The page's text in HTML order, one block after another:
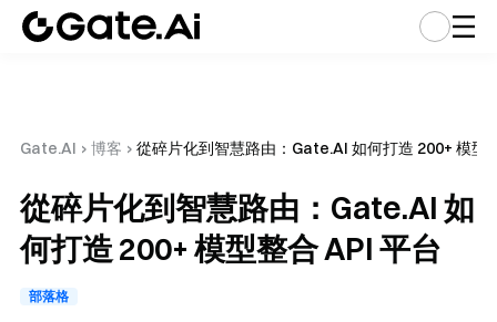
Gate.AI › 博客 › 從碎片化到智慧路由：Gate.AI 如何打造 200+ 模型
從碎片化到智慧路由：Gate.AI 如
何打造 200+ 模型整合 API 平台
部落格